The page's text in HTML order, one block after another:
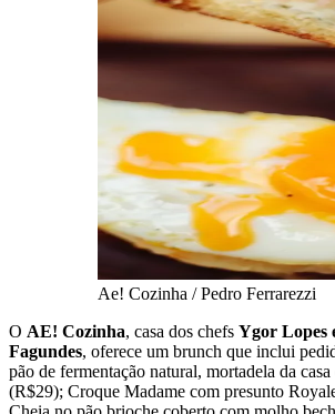
Ae! Cozinha / Pedro Ferrarezzi
O AE! Cozinha, casa dos chefs Ygor Lopes
Fagundes, oferece um brunch que inclui
pão de fermentação natural, mortadela da
(R$29); Croque Madame com presunto